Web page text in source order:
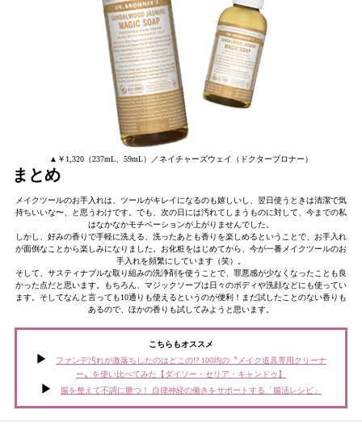
▲￥1,320（237mL、59mL）／ネイチャーズウェイ（ドクターブロナー）
まとめ
メイクツールのお手入れは、ツールがキレイになるのも嬉しいし、翌日使うときは清潔で気
持ちいいな〜、と思うわけです。でも、次の日には汚れてしまうものに対して、今までの私
はなかなかモチベーションが上がりませんでした。
しかし、好みの香りで手軽に洗える、洗ったあとも香りを楽しめるということで、お手入れ
が面倒なことから楽しみになりました。お化粧をはじめてから、今が一番メイクツールのお
手入れを頻繁にしています（笑）。
そして、サスティナブルな取り組みの洗浄剤を使うことで、罪悪感が少なくなったことも良
かった点だと思います。もちろん、マジックソープは日々のボディや洗顔などにも使ってい
ます。そしてなんと言っても10通りも使えるというのが便利！まだ試したことのない香りも
あるので、ほかの香りも試してみようと思います。
こちらもオススメ
ファンデ汚れが激落ちしたのはどこの!? 100均の〝メイク道具専用クリーナ
ー〟を使い比べてみた【ダイソー・セリア・キャンドゥ】
腸を整えて不調に勝つ！ 自律神経の働きをサポートする「腸活レシピ」